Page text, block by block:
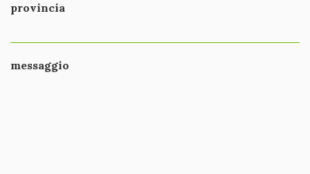
provincia
messaggio